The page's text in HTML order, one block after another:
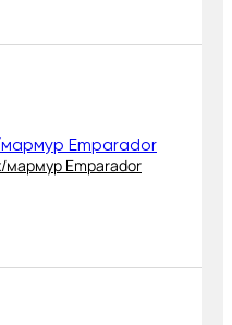
мармур Emparador